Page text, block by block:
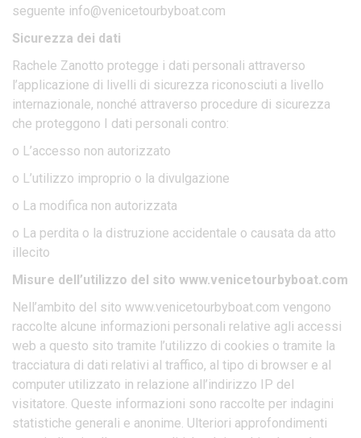
seguente info@venicetourbyboat.com
Sicurezza dei dati
Rachele Zanotto protegge i dati personali attraverso
l’applicazione di livelli di sicurezza riconosciuti a livello
internazionale, nonché attraverso procedure di sicurezza
che proteggono I dati personali contro:
o L’accesso non autorizzato
o L’utilizzo improprio o la divulgazione
o La modifica non autorizzata
o La perdita o la distruzione accidentale o causata da atto
illecito
Misure dell’utilizzo del sito www.venicetourbyboat.com
Nell’ambito del sito www.venicetourbyboat.com vengono
raccolte alcune informazioni personali relative agli accessi
web a questo sito tramite l’utilizzo di cookies o tramite la
tracciatura di dati relativi al traffico, al tipo di browser e al
computer utilizzato in relazione all’indirizzo IP del
visitatore. Queste informazioni sono raccolte per indagini
statistiche generali e anonime. Ulteriori approfondimenti